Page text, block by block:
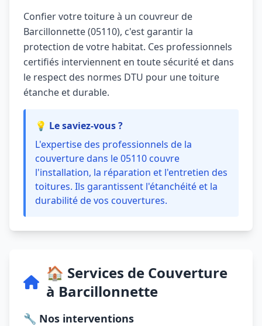
Confier votre toiture à un couvreur de
Barcillonnette (05110), c'est garantir la
protection de votre habitat. Ces professionnels
certifiés interviennent en toute sécurité et dans
le respect des normes DTU pour une toiture
étanche et durable.
💡 Le saviez-vous ?
L'expertise des professionnels de la
couverture dans le 05110 couvre
l'installation, la réparation et l'entretien des
toitures. Ils garantissent l'étanchéité et la
durabilité de vos couvertures.
🏠 Services de Couverture
à Barcillonnette
🔧 Nos interventions